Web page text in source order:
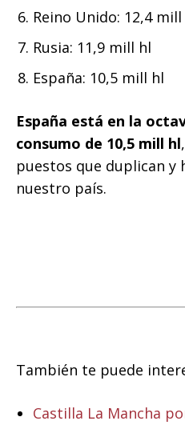
Reino Unido: 12,4
Rusia: 11,9 mill hl
España: 10,5 mill hl
España está en la
consumo de 10,5 mill hl
puestos que duplican y
nuestro país.
También te puede
Castilla La Mancha